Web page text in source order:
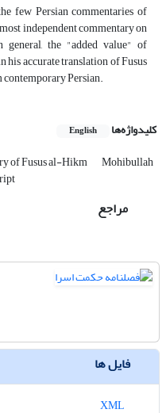
few Persian commentaries of
independent commentary on
general, the "added value" of
his accurate translation of Fusus
Persian.
کلیدواژه‌ها English
of Fusus al-Hikm Mohibullah
مراجع
فایل ها